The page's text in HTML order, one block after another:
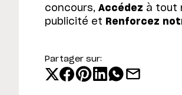
concours, Accédez à tout
publicité et Renforcez
Partager sur: